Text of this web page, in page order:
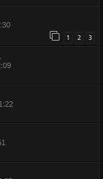
1 2 3